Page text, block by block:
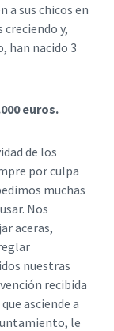
a sus chicos en
creciendo y,
han nacido 3
euros.
de los
por culpa
muchas
Nos
aceras,
nuestras
recibida
asciende a
le